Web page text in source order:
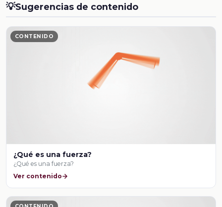
💡Sugerencias de contenido
CONTENIDO
¿Qué es una fuerza?
¿Qué es una fuerza?
Ver contenido